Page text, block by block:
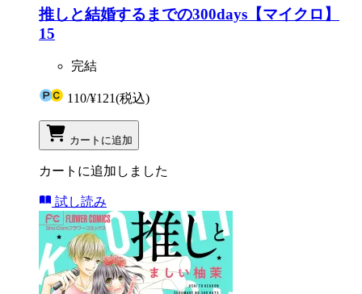
推しと結婚するまでの300days【マイクロ】
15
完結
110/¥121(税込)
カートに追加
カートに追加しました
試し読み